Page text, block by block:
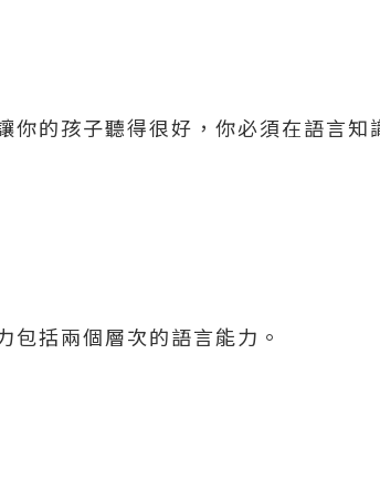
你的孩子聽得很好，你必須在語言知
包括兩個層次的語言能力。